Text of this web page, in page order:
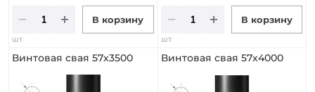
В корзину
шт
В корзину
шт
Винтовая свая 57х3500 Винтовая свая 57х4000